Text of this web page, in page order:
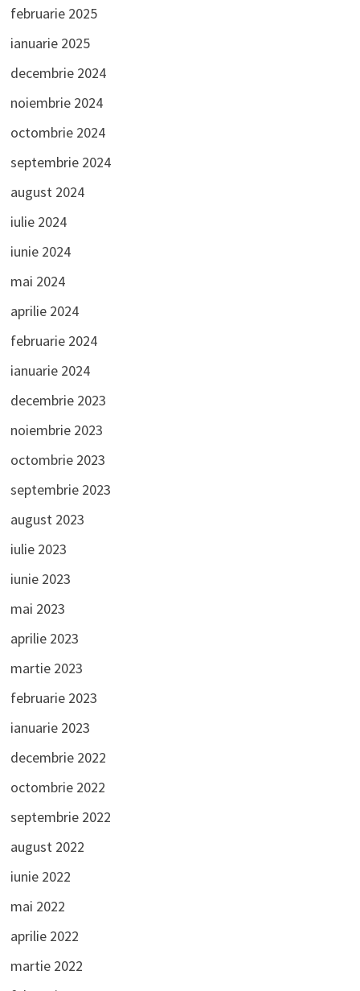
februarie 2025
ianuarie 2025
decembrie 2024
noiembrie 2024
octombrie 2024
septembrie 2024
august 2024
iulie 2024
iunie 2024
mai 2024
aprilie 2024
februarie 2024
ianuarie 2024
decembrie 2023
noiembrie 2023
octombrie 2023
septembrie 2023
august 2023
iulie 2023
iunie 2023
mai 2023
aprilie 2023
martie 2023
februarie 2023
ianuarie 2023
decembrie 2022
octombrie 2022
septembrie 2022
august 2022
iunie 2022
mai 2022
aprilie 2022
martie 2022